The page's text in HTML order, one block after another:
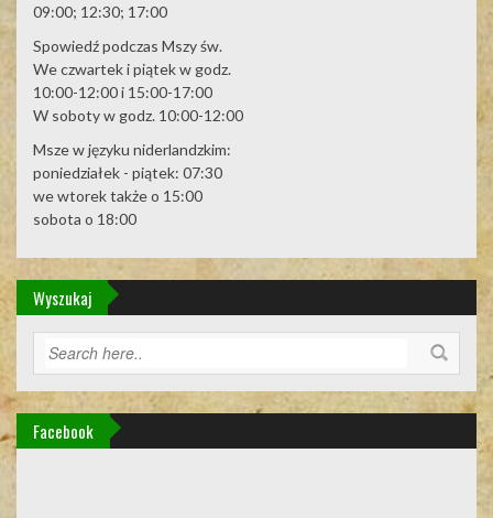
09:00; 12:30; 17:00
Spowiedź podczas Mszy św.
We czwartek i piątek w godz.
10:00-12:00 i 15:00-17:00
W soboty w godz. 10:00-12:00
Msze w języku niderlandzkim:
poniedziałek - piątek: 07:30
we wtorek także o 15:00
sobota o 18:00
Wyszukaj
Facebook